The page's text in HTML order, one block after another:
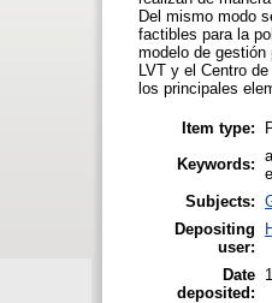
Del mismo modo
factibles para la
modelo de gestión
LVT y el Centro
los principales
Item type:
Keywords:
Subjects:
Depositing
user:
Date
deposited: